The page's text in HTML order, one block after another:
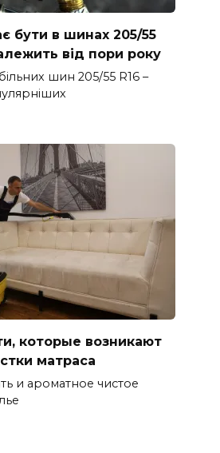
бути в шинах 205/55
від пори року
шин 205/55 R16 –
которые возникают
матраса
и ароматное чистое